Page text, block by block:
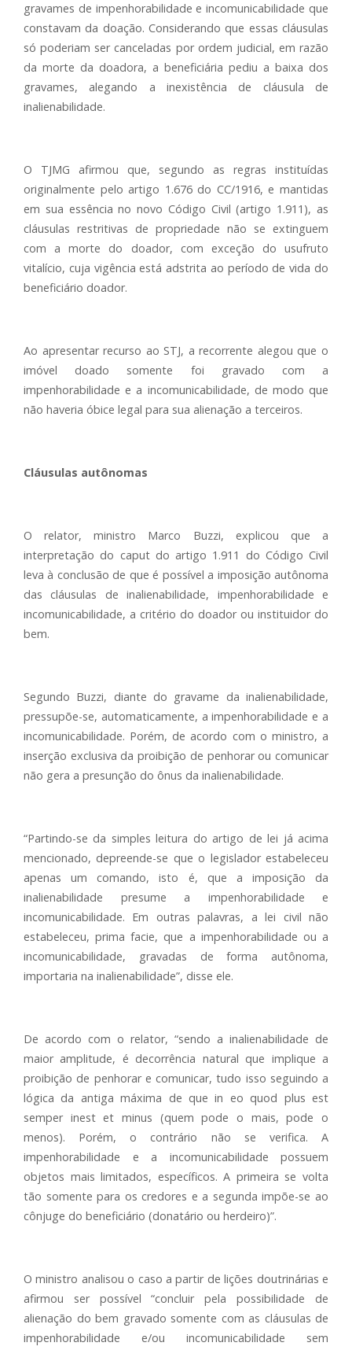
gravames de impenhorabilidade e incomunicabilidade que
constavam da doação. Considerando que essas cláusulas
só poderiam ser canceladas por ordem judicial, em razão
da morte da doadora, a beneficiária pediu a baixa dos
gravames, alegando a inexistência de cláusula de
inalienabilidade.
O TJMG afirmou que, segundo as regras instituídas
originalmente pelo artigo 1.676 do CC/1916, e mantidas
em sua essência no novo Código Civil (artigo 1.911), as
cláusulas restritivas de propriedade não se extinguem
com a morte do doador, com exceção do usufruto
vitalício, cuja vigência está adstrita ao período de vida do
beneficiário doador.
Ao apresentar recurso ao STJ, a recorrente alegou que o
imóvel doado somente foi gravado com a
impenhorabilidade e a incomunicabilidade, de modo que
não haveria óbice legal para sua alienação a terceiros.
Cláusulas autônomas
O relator, ministro Marco Buzzi, explicou que a
interpretação do caput do artigo 1.911 do Código Civil
leva à conclusão de que é possível a imposição autônoma
das cláusulas de inalienabilidade, impenhorabilidade e
incomunicabilidade, a critério do doador ou instituidor do
bem.
Segundo Buzzi, diante do gravame da inalienabilidade,
pressupõe-se, automaticamente, a impenhorabilidade e a
incomunicabilidade. Porém, de acordo com o ministro, a
inserção exclusiva da proibição de penhorar ou comunicar
não gera a presunção do ônus da inalienabilidade.
“Partindo-se da simples leitura do artigo de lei já acima
mencionado, depreende-se que o legislador estabeleceu
apenas um comando, isto é, que a imposição da
inalienabilidade presume a impenhorabilidade e
incomunicabilidade. Em outras palavras, a lei civil não
estabeleceu, prima facie, que a impenhorabilidade ou a
incomunicabilidade, gravadas de forma autônoma,
importaria na inalienabilidade”, disse ele.
De acordo com o relator, “sendo a inalienabilidade de
maior amplitude, é decorrência natural que implique a
proibição de penhorar e comunicar, tudo isso seguindo a
lógica da antiga máxima de que in eo quod plus est
semper inest et minus (quem pode o mais, pode o
menos). Porém, o contrário não se verifica. A
impenhorabilidade e a incomunicabilidade possuem
objetos mais limitados, específicos. A primeira se volta
tão somente para os credores e a segunda impõe-se ao
cônjuge do beneficiário (donatário ou herdeiro)”.
O ministro analisou o caso a partir de lições doutrinárias e
afirmou ser possível “concluir pela possibilidade de
alienação do bem gravado somente com as cláusulas de
impenhorabilidade e/ou incomunicabilidade sem